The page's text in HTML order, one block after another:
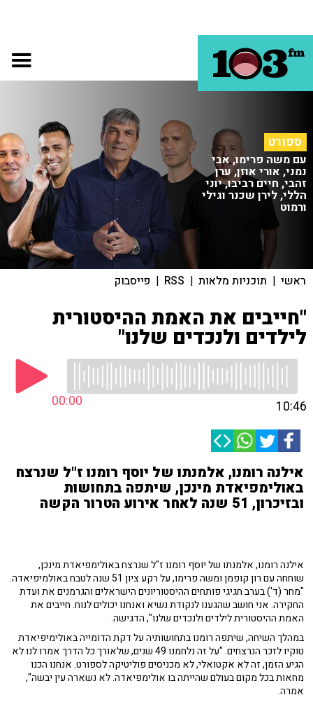
ספורט
עם משה פרימו, אבי
נמני, אורי אוזן, ערן
זהבי, חיים רביבו, יוני
הללי, לירן שכנר וגילי
ורמוט
ראשי | תוכניות מלאות |
RSS
| פייסבוק
"חייבים את האמת ההיסטורית
לילדים ולנכדים שלנו"
00:00 10:46
אילנה רומנו, אלמנתו של יוסף רומנו ז"ל שנרצח
באולימפיאדת מינכן, שיתפה בתחושות
ובזיכרון, 51 שנה לאחר אירוע הטרור הקשה
אילנה רומנו, אלמנתו של יוסף רומנו ז"ל שנרצח באולימפיאדת מינכן,
שוחחה עם רון קופמן ומשה פרימו, על רקע ציון 51 שנה לטבח באולמיפיאדה.
"מחר (ד') בערב חגיגי פותחים ההיסטוריונים הישראלים והגרמנים את ועדת
החקירה. אני חושב שהגענו לנקודת נשיא ואנחנו יכולים לנוח. חייבים את
האמת ההיסטורית לילדים ולנכדים שלנו", הדגישה.
במהלך השיחה, שיתפה רומנו בתחושותיה על דקת הדומייה באולימיפיאדת
טוקיו לזכר הנרצחים. "על זה נלחמנו 49 שנים, שלאורך כל הדרך אמרו לנו לא
הגיע הזמן, זה לא אקטואלי, לא מכניסים פוליטיקה לספורט. אנחנו הכנו
מחאות בכל מקום בעולם שהייתה בו אולימפיאדה. לא נשארה עין יבשה",
אמרה.